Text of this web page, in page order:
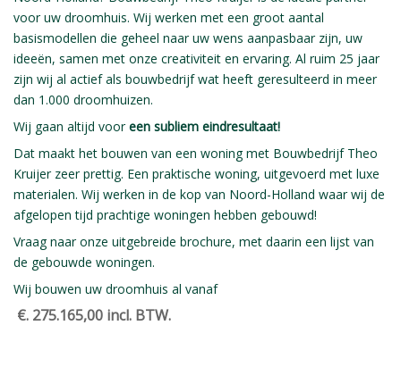
voor uw droomhuis. Wij werken met een groot aantal
basismodellen die geheel naar uw wens aanpasbaar zijn, uw
ideeën, samen met onze creativiteit en ervaring. Al ruim 25 jaar
zijn wij al actief als bouwbedrijf wat heeft geresulteerd in meer
dan 1.000 droomhuizen.
Wij gaan altijd vooreen subliem eindresultaat!
Dat maakt het bouwen van een woning met Bouwbedrijf Theo
Kruijer zeer prettig. Een praktische woning, uitgevoerd met luxe
materialen. Wij werken in de kop van Noord-Holland waar wij de
afgelopen tijd prachtige woningen hebben gebouwd!
Vraag naar onze uitgebreide brochure, met daarin een lijst van
de gebouwde woningen.
Wij bouwen uw droomhuis al vanaf
€. 275.165,00 incl. BTW.